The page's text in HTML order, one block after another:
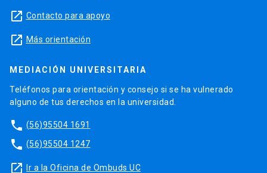
launch Contacto para apoyo
launch Más orientación
MEDIACIÓN UNIVERSITARIA
Teléfonos para orientación y consejo si se ha vulnerado
alguno de tus derechos en la universidad.
phone (56)95504 1691
phone (56)95504 1247
launch Ir a la Oficina de Ombuds UC